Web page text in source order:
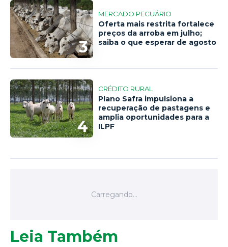
3
MERCADO PECUÁRIO
Oferta mais restrita fortalece
preços da arroba em julho;
saiba o que esperar de agosto
4
CRÉDITO RURAL
Plano Safra impulsiona a
recuperação de pastagens e
amplia oportunidades para a
ILPF
Leia Também